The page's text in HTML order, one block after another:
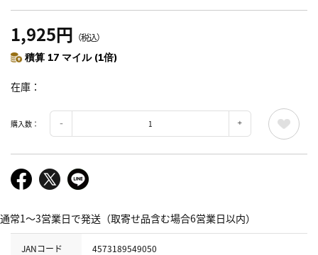
1,925円 （税込）
積算 17 マイル (1倍)
在庫
購入数：
通常1～3営業日で発送（取寄せ品含む場合6営業日以内）
JANコード 4573189549050